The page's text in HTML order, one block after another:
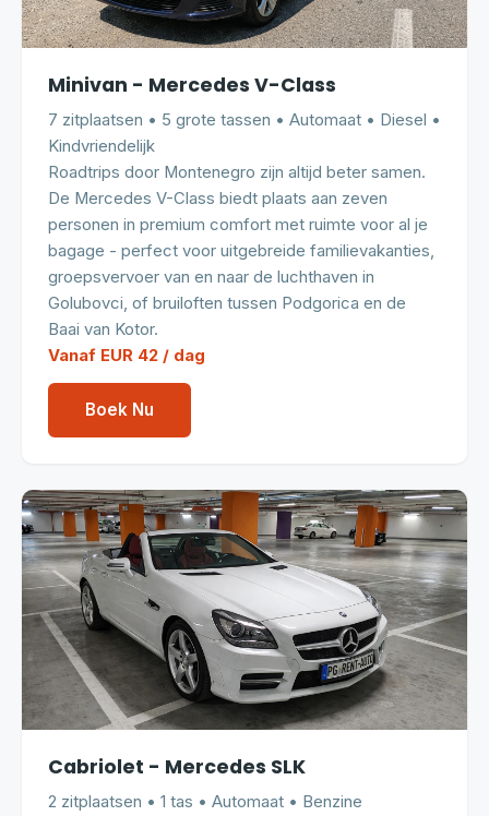
Minivan - Mercedes V-Class
7 zitplaatsen • 5 grote tassen • Automaat • Diesel •
Kindvriendelijk
Roadtrips door Montenegro zijn altijd beter samen.
De Mercedes V-Class biedt plaats aan zeven
personen in premium comfort met ruimte voor al je
bagage - perfect voor uitgebreide familievakanties,
groepsvervoer van en naar de luchthaven in
Golubovci, of bruiloften tussen Podgorica en de
Baai van Kotor.
Vanaf EUR 42 / dag
Boek Nu
Cabriolet - Mercedes SLK
2 zitplaatsen • 1 tas • Automaat • Benzine